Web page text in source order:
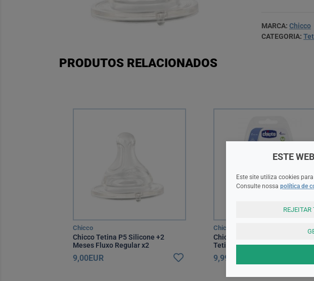
MARCA: Chicco
CATEGORIA:
PRODUTOS RELACIONADOS
Chicco
Chicco Tetina P5 Silicone +2
Meses Fluxo Regular x2
9,00EUR
Chicco
Chicco Benessere Well-Being
Tetina Silicone +4 Meses Fluxo
Rápido x2
9,99EUR
ESTE
Este site utiliza cookies
Consulte nossa política de
REJEITAR